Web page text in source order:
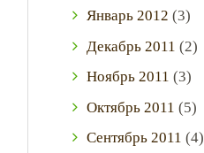
Январь 2012 (3)
Декабрь 2011 (2)
Ноябрь 2011 (3)
Октябрь 2011 (5)
Сентябрь 2011 (4)